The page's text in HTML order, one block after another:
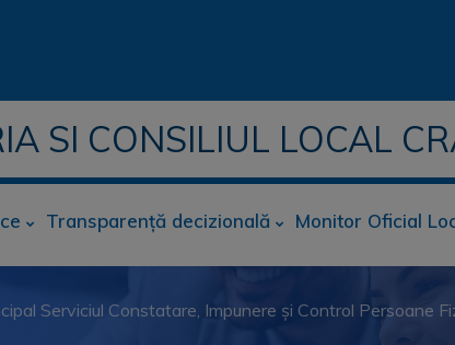
SI CONSILIUL LOCAL
Transparență decizională Monitor Oficial
Serviciul Constatare, Impunere și Control Persoane